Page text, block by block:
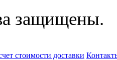
защищены.
стоимости доставки